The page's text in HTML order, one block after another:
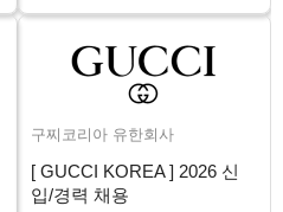
구찌코리아 유한회사
[ GUCCI KOREA ] 2026 신
입/경력 채용